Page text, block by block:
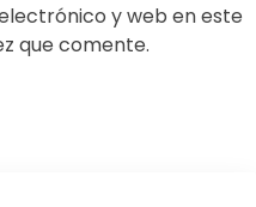
y web en este
que comente.